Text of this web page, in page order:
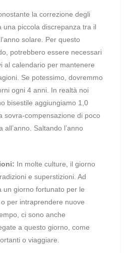
la correzione degli
una piccola discrepanza tra il
solare. Per questo
potrebbero essere necessari
al calendario per mantenere
Se potessimo, dovremmo
ogni 4 anni. In realtà noi
bisestile aggiungiamo 1,0
sovra-compensazione di poco
Saltando l’anno
In molte culture, il giorno
e superstizioni. Ad
un giorno fortunato per le
per intraprendere nuove
ci sono anche
a questo giorno, come
o viaggiare.